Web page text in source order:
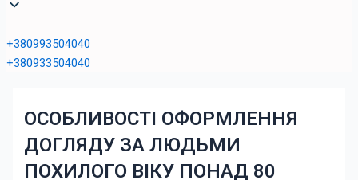
+380993504040
+380933504040
ОСОБЛИВОСТІ ОФОРМЛЕННЯ
ДОГЛЯДУ ЗА ЛЮДЬМИ
ПОХИЛОГО ВІКУ ПОНАД 80